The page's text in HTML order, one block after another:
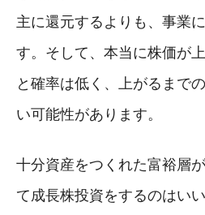
主に還元するよりも、事業
す。そして、本当に株価が
と確率は低く、上がるまで
い可能性があります。
十分資産をつくれた富裕層
て成長株投資をするのはい